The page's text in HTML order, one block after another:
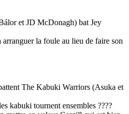
et JD McDonagh) bat Jey
la foule au lieu de faire son
The Kabuki Warriors (Asuka et
kabuki tournent ensembles ????